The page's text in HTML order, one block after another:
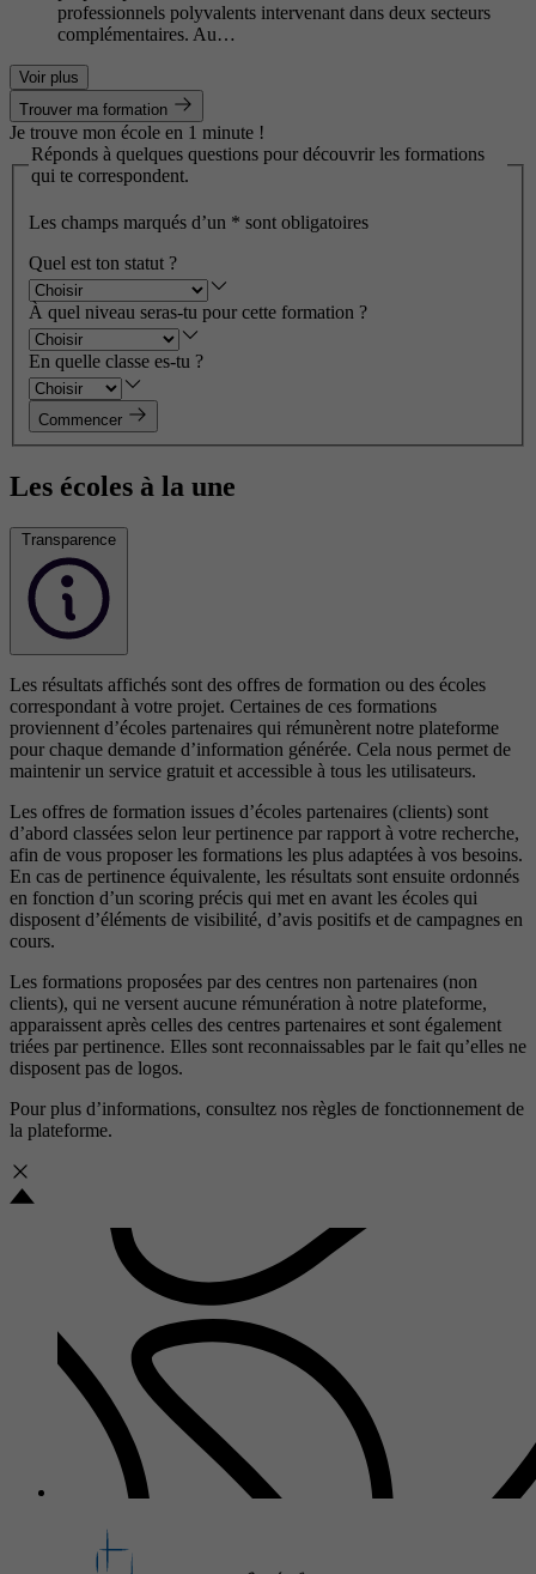
professionnels polyvalents intervenant dans deux secteurs
complémentaires. Au…
Voir plus
Trouver ma formation
Je trouve mon école en 1 minute !
Réponds à quelques questions pour découvrir les formations
qui te correspondent.
Les champs marqués d’un * sont obligatoires
Quel est ton statut ?
À quel niveau seras-tu pour cette formation ?
En quelle classe es-tu ?
Commencer
Les écoles à la une
Transparence
Les résultats affichés sont des offres de formation ou des écoles
correspondant à votre projet. Certaines de ces formations
proviennent d’écoles partenaires qui rémunèrent notre plateforme
pour chaque demande d’information générée. Cela nous permet de
maintenir un service gratuit et accessible à tous les utilisateurs.
Les offres de formation issues d’écoles partenaires (clients) sont
d’abord classées selon leur pertinence par rapport à votre recherche,
afin de vous proposer les formations les plus adaptées à vos besoins.
En cas de pertinence équivalente, les résultats sont ensuite ordonnés
en fonction d’un scoring précis qui met en avant les écoles qui
disposent d’éléments de visibilité, d’avis positifs et de campagnes en
cours.
Les formations proposées par des centres non partenaires (non
clients), qui ne versent aucune rémunération à notre plateforme,
apparaissent après celles des centres partenaires et sont également
triées par pertinence. Elles sont reconnaissables par le fait qu’elles ne
disposent pas de logos.
Pour plus d’informations, consultez nos règles de fonctionnement de
la plateforme.